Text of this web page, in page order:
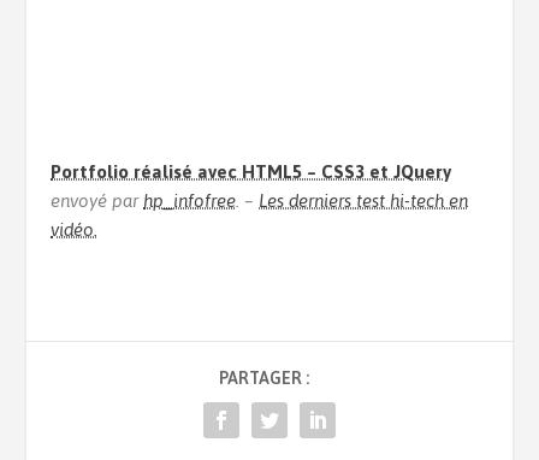
Portfolio réalisé avec HTML5 – CSS3 et JQuery
envoyé par hp_infofree . – Les derniers test hi-tech en
vidéo.
PARTAGER :